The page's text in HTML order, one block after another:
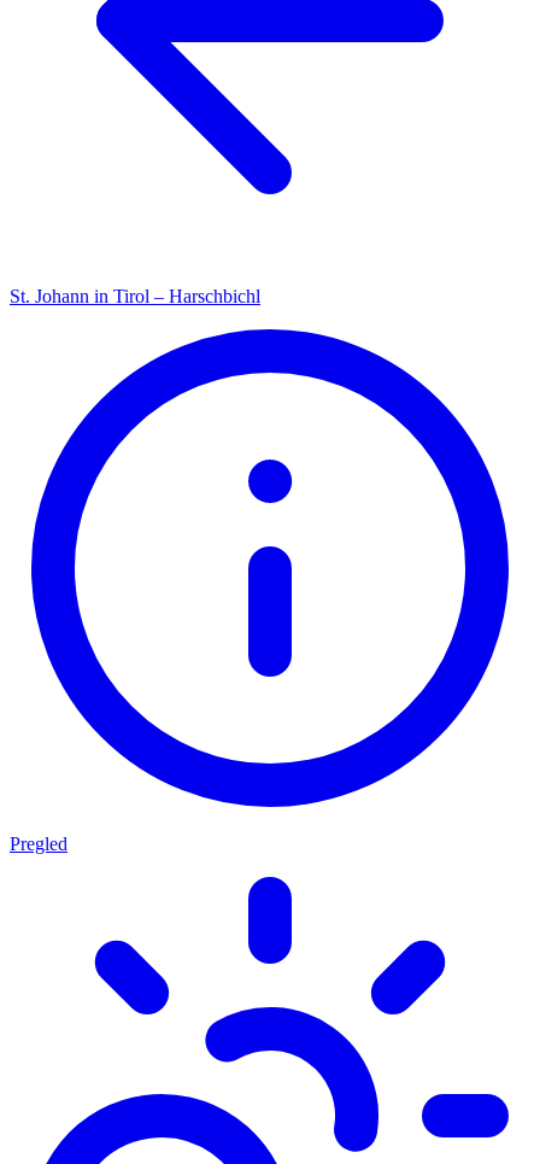
St. Johann in Tirol – Harschbichl
Pregled